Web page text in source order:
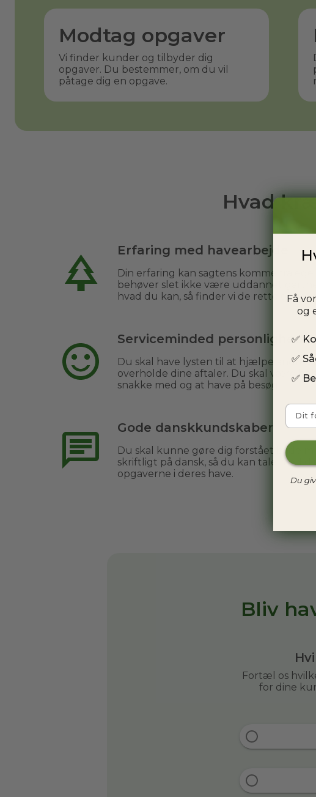
Modtag opgaver
Vi finder kunder og tilbyder dig
opgaver. Du bestemmer, om du vil
påtage dig en opgave.
Hvad
Erfaring med havearbejde
Din erfaring kan sagtens komme fra
behøver slet ikke være uddannet
hvad du kan, så finder vi de rette
Serviceminded personlighed
Du skal have lysten til at hjælpe andre
overholde dine aftaler. Du skal være
snakke med og at have på besøg.
Gode danskkundskaber
Du skal kunne gøre dig forstået både
skriftligt på dansk, så du kan tale med
opgaverne i deres have.
Bliv
Fortæl os
for dine
Få
og
✅
✅
✅
Du